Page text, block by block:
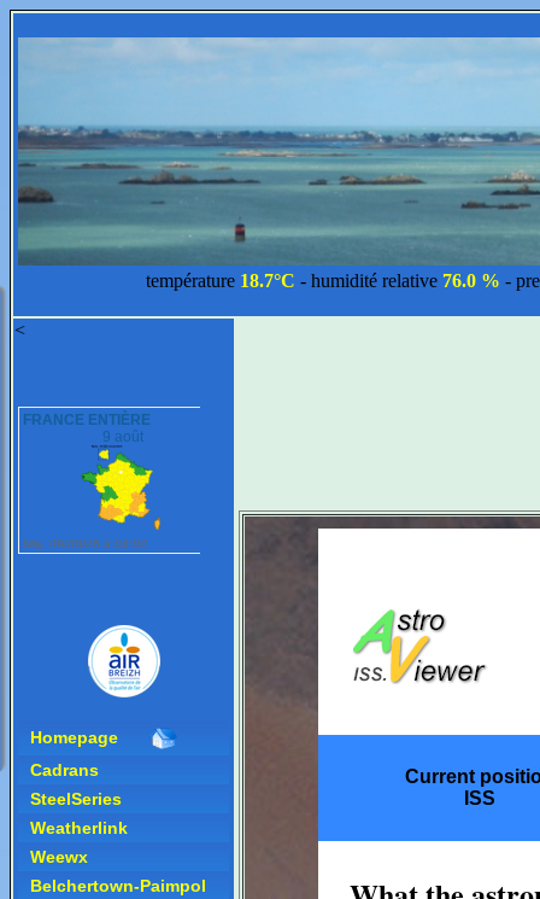
température 18.7°C - humidité relative 76.0 % -
<
Homepage
Cadrans
SteelSeries
Weatherlink
Weewx
Belchertown-Paimpol